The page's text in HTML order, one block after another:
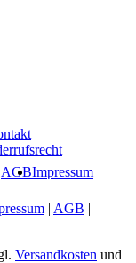
AGBImpressum
| AGB |
Versandkosten und